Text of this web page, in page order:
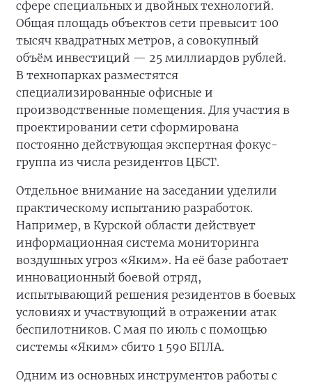
сфере специальных и двойных технологий.
Общая площадь объектов сети превысит 100
тысяч квадратных метров, а совокупный
объём инвестиций — 25 миллиардов рублей.
В технопарках разместятся
специализированные офисные и
производственные помещения. Для участия в
проектировании сети сформирована
постоянно действующая экспертная фокус-
группа из числа резидентов ЦБСТ.
Отдельное внимание на заседании уделили
практическому испытанию разработок.
Например, в Курской области действует
информационная система мониторинга
воздушных угроз «Яким». На её базе работает
инновационный боевой отряд,
испытывающий решения резидентов в боевых
условиях и участвующий в отражении атак
беспилотников. С мая по июль с помощью
системы «Яким» сбито 1 590 БПЛА.
Одним из основных инструментов работы с